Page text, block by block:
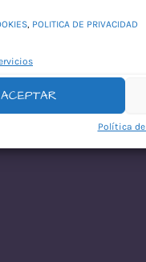
, POLITICA DE PRIVACIDAD
ACEPTAR
Política